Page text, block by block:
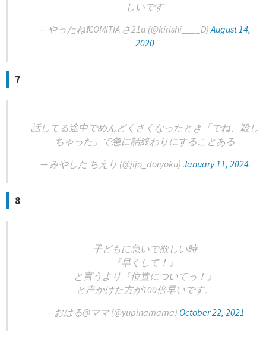
しいです
— やったね❗️COMITIA さ21a (@kirishi____D)August 14,
2020
7
話してる途中でめんどくさくなったとき「でね、殺し
ちゃった」で急に話終わりにすることある
— みやした ちえり (@jijo_doryoku) January 11, 2024
8
子どもに急いで欲しい時
『早くして！』
と言うより『位置についてっ！』
と声かけた方が100倍早いです。
— おはる@ママ (@yupinamama) October 22, 2021